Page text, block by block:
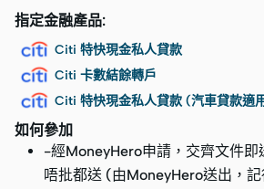
指定金融產品:
Citi 特快現金私人貸款
Citi 卡數結餘轉戶
Citi 特快現金私人貸款 (汽車貸款適
如何參加
-經MoneyHero申請，交齊文件即
唔批都送 (由MoneyHero送出，